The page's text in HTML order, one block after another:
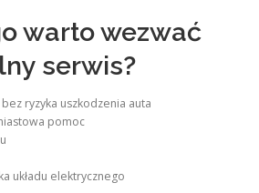
warto wezwać
serwis?
ryzyka uszkodzenia auta
pomoc
układu elektrycznego